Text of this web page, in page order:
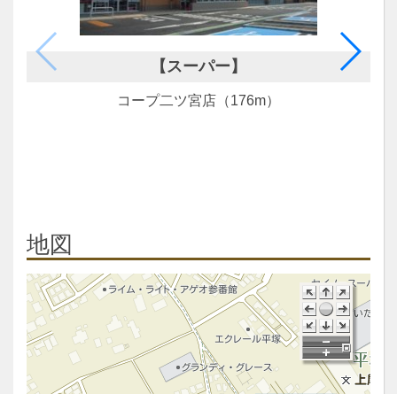
【スーパー】
コープ二ツ宮店（176m）
地図